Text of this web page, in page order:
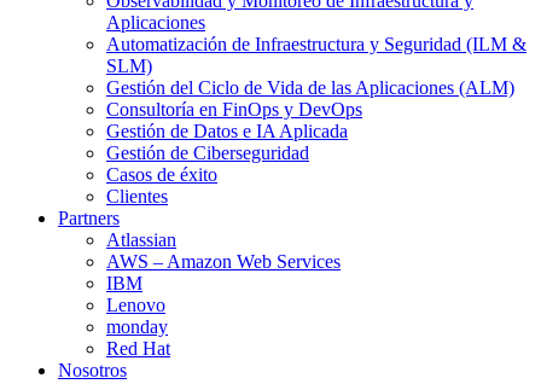
Aplicaciones
Automatización de Infraestructura y Seguridad (ILM &
SLM)
Gestión del Ciclo de Vida de las Aplicaciones (ALM)
Consultoría en FinOps y DevOps
Gestión de Datos e IA Aplicada
Gestión de Ciberseguridad
Casos de éxito
Clientes
Partners
Atlassian
AWS – Amazon Web Services
IBM
Lenovo
monday
Red Hat
Nosotros